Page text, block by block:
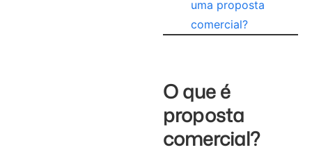
uma proposta
comercial?
O que é
proposta
comercial?